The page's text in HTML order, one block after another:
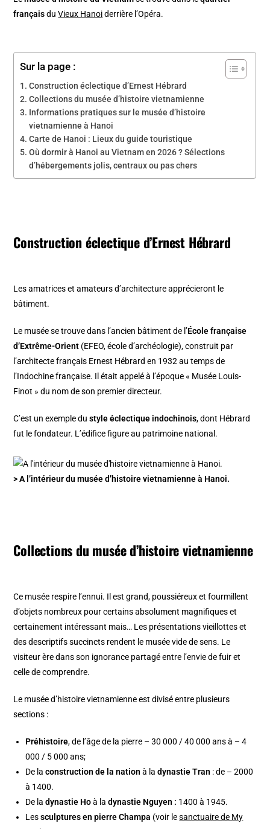
françaisduVieux Hanoiderrière l’Opéra.
Sur la page :
Construction éclectique d’Ernest Hébrard
Collections du musée d’histoire vietnamienne
Informations pratiques sur le musée d’histoire
vietnamienne à Hanoi
Carte de Hanoi : Lieux du guide touristique
Où dormir à Hanoi au Vietnam en 2026 ? Sélections
d’hébergements jolis, centraux ou pas chers
Construction éclectique d’Ernest Hébrard
Les amatrices et amateurs d’architecture apprécieront le
bâtiment.
Le musée se trouve dans l’ancien bâtiment de l’École française
d’Extrême-Orient (EFEO, école d’archéologie), construit par
l’architecte français Ernest Hébrard en 1932 au temps de
l’Indochine française. Il était appelé à l’époque « Musée Louis-
Finot » du nom de son premier directeur.
C’est un exemple dustyle éclectique indochinois, dont Hébrard
fut le fondateur. L’édifice figure au patrimoine national.
> A l’intérieur du musée d’histoire vietnamienne à Hanoi.
Collections du musée d’histoire vietnamienne
Ce musée respire l’ennui. Il est grand, poussiéreux et fourmillent
d’objets nombreux pour certains absolument magnifiques et
certainement intéressant mais… Les présentations vieillottes et
des descriptifs succincts rendent le musée vide de sens. Le
visiteur ère dans son ignorance partagé entre l’envie de fuir et
celle de comprendre.
Le musée d’histoire vietnamienne est divisé entre plusieurs
sections :
Préhistoire, de l’âge de la pierre – 30 000 / 40 000 ans à – 4
000 / 5 000 ans;
De laconstruction de la nation à ladynastie Tran : de – 2000
à 1400.
De ladynastie Hoà ladynastie Nguyen : 1400 à 1945.
Lessculptures en pierre Champa (voir lesanctuaire de My